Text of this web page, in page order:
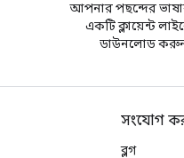
আপনার পছন্দের
একটি ক্লায়েন্ট
ডাউনলোড
সংযোগ
ব্লগ